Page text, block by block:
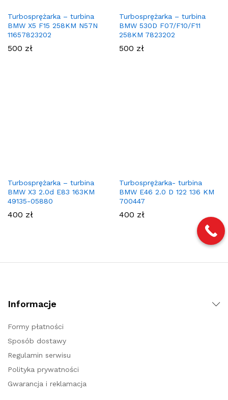
Turbosprężarka – turbina
BMW X5 F15 258KM N57N
11657823202
500 zł
Turbosprężarka – turbina
BMW 530D F07/F10/F11
258KM 7823202
500 zł
Turbosprężarka – turbina
BMW X3 2.0d E83 163KM
49135-05880
400 zł
Turbosprężarka- turbina
BMW E46 2.0 D 122 136 KM
700447
400 zł
Informacje
Formy płatności
Sposób dostawy
Regulamin serwisu
Polityka prywatności
Gwarancja i reklamacja